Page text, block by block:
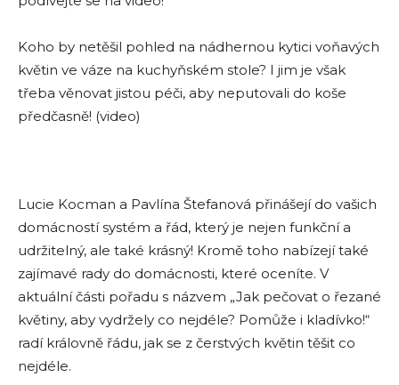
Koho by netěšil pohled na nádhernou kytici voňavých
květin ve váze na kuchyňském stole? I jim je však
třeba věnovat jistou péči, aby neputovali do koše
předčasně! (video)
Lucie Kocman a Pavlína Štefanová přinášejí do vašich
domácností systém a řád, který je nejen funkční a
udržitelný, ale také krásný! Kromě toho nabízejí také
zajímavé rady do domácnosti, které oceníte. V
aktuální části pořadu s názvem „Jak pečovat o řezané
květiny, aby vydržely co nejdéle? Pomůže i kladívko!“
radí královně řádu, jak se z čerstvých květin těšit co
nejdéle.